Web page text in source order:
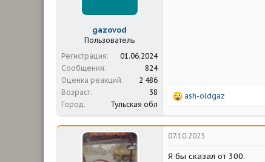
gazovod
Пользователь
Регистрация
01.06.2024
Сообщения
824
Оценка реакций
2 486
Возраст
38
Город
Тульская обл
Р
а
к
ц
и
и
ash-oldgaz
07.10.2025
Я бы сказал от 300.